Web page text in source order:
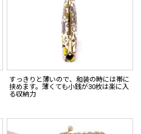
すっきりと薄いので、和装の時には帯に
挟めます。薄くても小銭が30枚は楽に入
る収納力